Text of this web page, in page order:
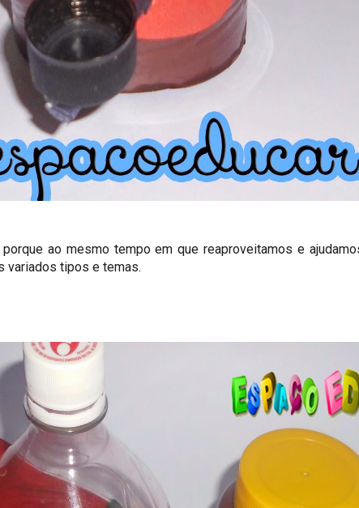
porque ao mesmo tempo em que reaproveitamos e
variados tipos e temas.